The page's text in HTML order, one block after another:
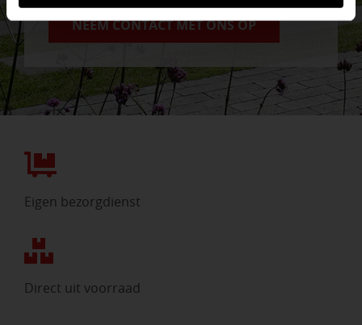
NEEM CONTACT MET ONS OP
Eigen bezorgdienst
Direct uit voorraad